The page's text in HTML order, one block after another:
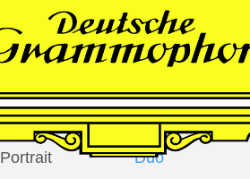
GALLERY
Portrait Duo